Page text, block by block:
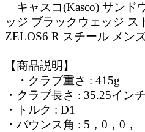
キャスコ(Kasco) サンド
ッジ ブラックウェッジ ス
ZELOS6 R スチール メン
【商品説明】
・クラブ重さ : 415g
・クラブ長さ : 35.25インチ
・トルク : D1
・バウンス角 : 5，0，0，